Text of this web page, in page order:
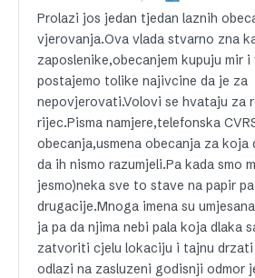
Prolazi jos jedan tjedan laznih
vjerovanja.Ova vlada stvarno zna
zaposlenike,obecanjem kupuju mir i
postajemo tolike najivcine da je za
nepovjerovati.Volovi se hvataju za
rijec.Pisma namjere,telefonska
obecanja,usmena obecanja za koja
da ih nismo razumjeli.Pa kada smo
jesmo)neka sve to stave na papir
drugacije.Mnoga imena su
ja pa da njima nebi pala koja dlaka
zatvoriti cjelu lokaciju i tajnu drzati
odlazi na zasluzeni godisnji odmor